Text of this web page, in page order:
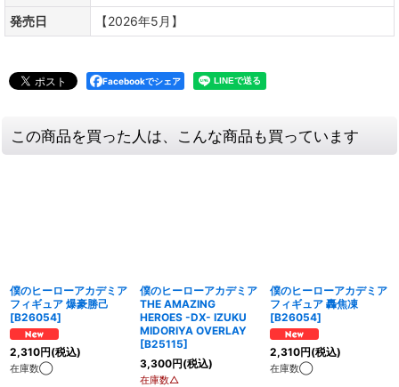
発売日
【2026年5月】
Facebookでシェア
この商品を買った人は、こんな商品も買っています
僕のヒーローアカデミア
フィギュア 爆豪勝己
[B26054]
2,310円(税込)
在庫数◯
僕のヒーローアカデミア
THE AMAZING
HEROES -DX- IZUKU
MIDORIYA OVERLAY
[B25115]
3,300円(税込)
在庫数△
僕のヒーローアカデミア
フィギュア 轟焦凍
[B26054]
2,310円(税込)
在庫数◯